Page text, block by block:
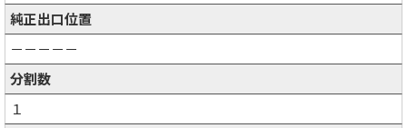
純正出口位置
－－－－－
分割数
１